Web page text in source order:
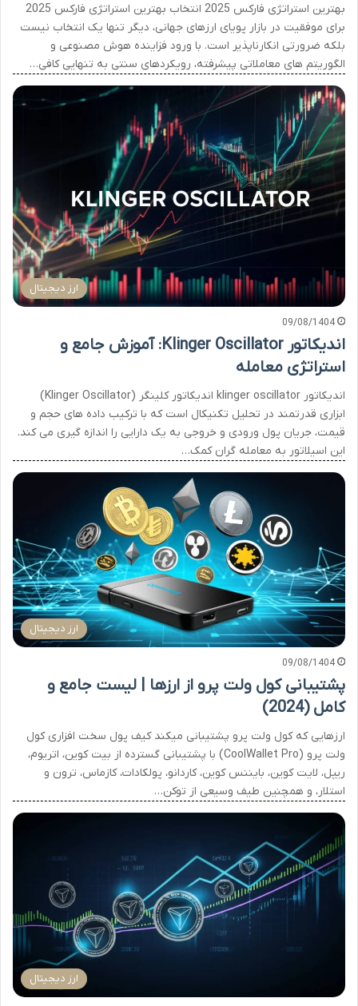
بهترین استراتژی فارکس 2025 انتخاب بهترین استراتژی فارکس 2025
برای موفقیت در بازار پویای ارزهای جهانی، دیگر تنها یک انتخاب نیست
بلکه ضرورتی انکارناپذیر است. با ورود فزاینده هوش مصنوعی و
الگوریتم های معاملاتی پیشرفته، رویکردهای سنتی به تنهایی کافی…
ارز دیجیتال
09/08/1404
اندیکاتور Klinger Oscillator: آموزش جامع و
استراتژی معامله
اندیکاتور klinger oscillator اندیکاتور کلینگر (Klinger Oscillator)
ابزاری قدرتمند در تحلیل تکنیکال است که با ترکیب داده های حجم و
قیمت، جریان پول ورودی و خروجی به یک دارایی را اندازه گیری می کند.
این اسیلاتور به معامله گران کمک…
ارز دیجیتال
09/08/1404
پشتیبانی کول ولت پرو از ارزها | لیست جامع و
کامل (2024)
ارزهایی که کول ولت پرو پشتیبانی میکند کیف پول سخت افزاری کول
ولت پرو (CoolWallet Pro) با پشتیبانی گسترده از بیت کوین، اتریوم،
ریپل، لایت کوین، بایننس کوین، کاردانو، پولکادات، کازماس، ترون و
استلار، و همچنین طیف وسیعی از توکن…
ارز دیجیتال